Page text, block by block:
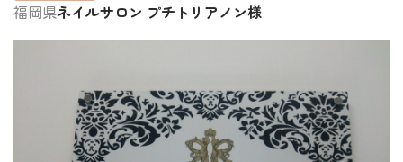
福岡県ネイルサロン プチトリアノン様